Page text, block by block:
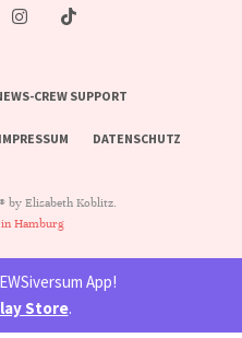
CREW SUPPORT
IMPRESSUM DATENSCHUTZ
by Elisabeth Koblitz.
Hamburg
App!
Store.